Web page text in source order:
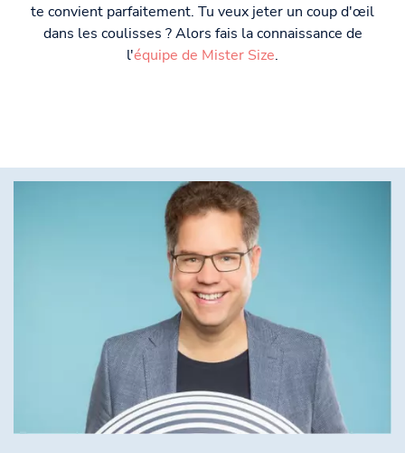
te convient parfaitement. Tu veux jeter un coup d'œil
dans les coulisses ? Alors fais la connaissance de
l'équipe de Mister Size.